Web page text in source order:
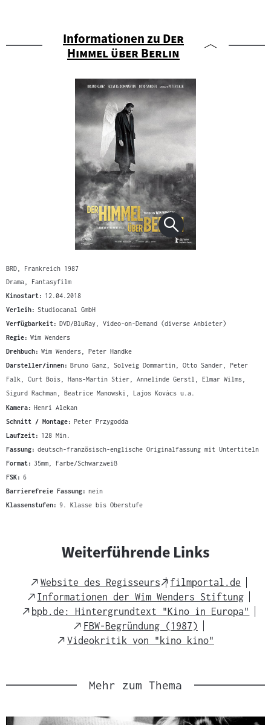
Informationen zu "
Der
Himmel über Berlin
BRD, Frankreich 1987
Drama, Fantasyfilm
Kinostart: 12.04.2018
Verleih: Studiocanal GmbH
Verfügbarkeit: DVD/BluRay, Video-on-Demand (diverse Anbieter)
Regie: Wim Wenders
Drehbuch: Wim Wenders, Peter Handke
Darsteller/innen: Bruno Ganz, Solveig Dommartin, Otto Sander, Peter
Falk, Curt Bois, Hans-Martin Stier, Annelinde Gerstl, Elmar Wilms,
Sigurd Rachman, Beatrice Manowski, Lajos Kovács u.a.
Kamera: Henri Alekan
Schnitt / Montage: Peter Przygodda
Laufzeit: 128 Min.
Fassung: deutsch-französisch-englische Originalfassung mit Untertiteln
Format: 35mm, Farbe/Schwarzweiß
FSK: 6
Barrierefreie Fassung: nein
Klassenstufen: 9. Klasse bis Oberstufe
Weiterführende Links
External
Link
Website des Regisseurs
External
Link
filmportal.de
External
Link
Informationen der Wim Wenders Stiftung
External
bpb.de: Hintergrundtext "Kino in Europa"
External
Link
FBW-Begründung (1987)
External
Videokritik von "kino kino"
Mehr zum Thema